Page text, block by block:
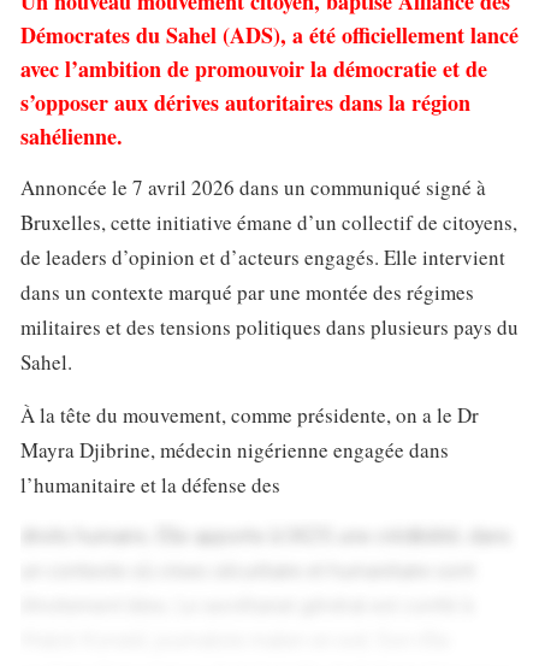
Démocrates du Sahel (ADS), a été officiellement lancé
avec l’ambition de promouvoir la démocratie et de
s’opposer aux dérives autoritaires dans la région
sahélienne.
Annoncée le 7 avril 2026 dans un communiqué signé à
Bruxelles, cette initiative émane d’un collectif de citoyens,
de leaders d’opinion et d’acteurs engagés. Elle intervient
dans un contexte marqué par une montée des régimes
militaires et des tensions politiques dans plusieurs pays du
Sahel.
À la tête du mouvement, comme présidente, on a le Dr
Mayra Djibrine, médecin nigérienne engagée dans
l’humanitaire et la défense des